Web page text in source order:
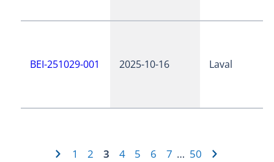
BEI-251029-001 2025-10-16 Laval
1 2 3 4 5 6 7 … 50